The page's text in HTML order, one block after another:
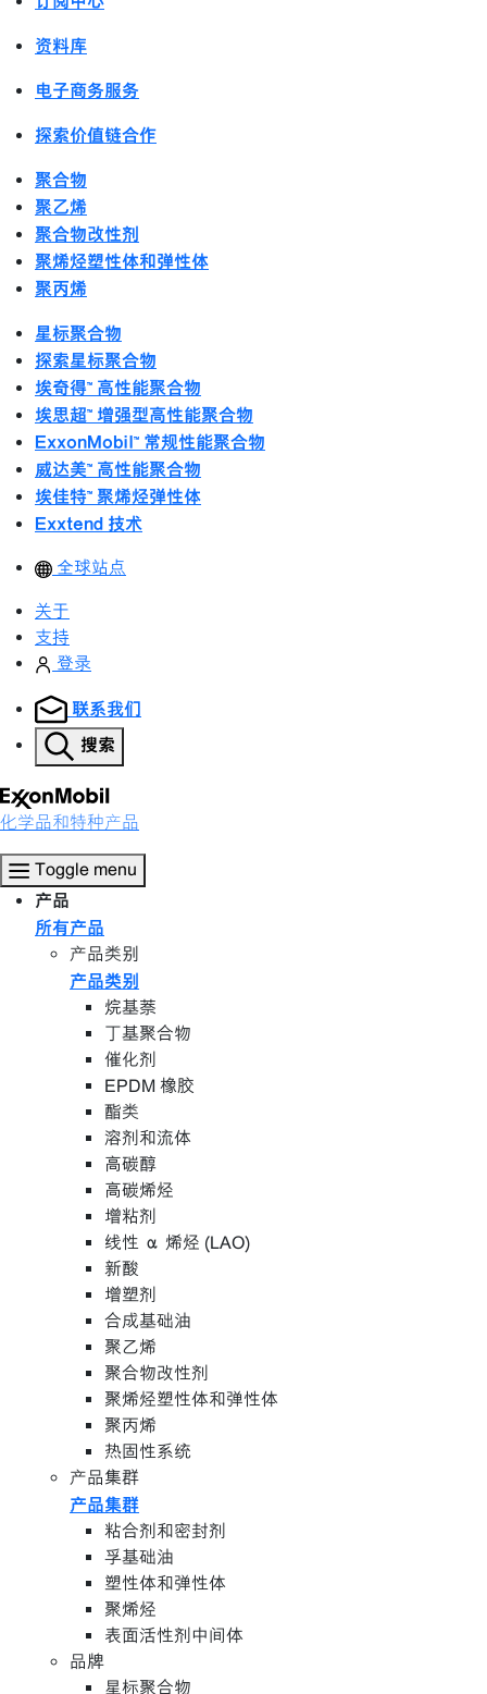
资料库
电子商务服务
探索价值链合作
聚合物
聚乙烯
聚合物改性剂
聚烯烃塑性体和弹性体
聚丙烯
星标聚合物
探索星标聚合物
埃奇得™ 高性能聚合物
埃思超™ 增强型高性能聚合物
ExxonMobil™ 常规性能聚合物
威达美™ 高性能聚合物
埃佳特™ 聚烯烃弹性体
Exxtend 技术
全球站点
关于
支持
登录
联系我们
搜索
化学品和特种产品
Toggle menu
产品
所有产品
产品类别
产品类别
烷基萘
丁基聚合物
催化剂
EPDM 橡胶
酯类
溶剂和流体
高碳醇
高碳烯烃
增粘剂
线性 α 烯烃 (LAO)
新酸
增塑剂
合成基础油
聚乙烯
聚合物改性剂
聚烯烃塑性体和弹性体
聚丙烯
热固性系统
产品集群
产品集群
粘合剂和密封剂
孚基础油
塑性体和弹性体
聚烯烃
表面活性剂中间体
品牌
星标聚合物